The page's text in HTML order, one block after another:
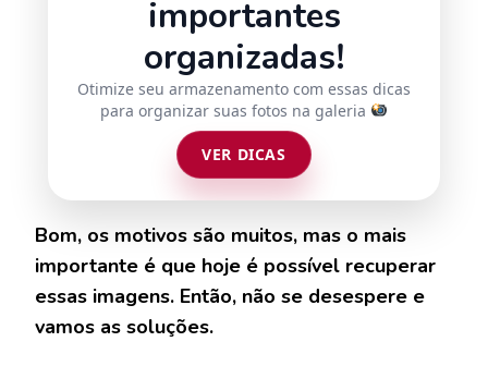
importantes
organizadas!
Otimize seu armazenamento com essas dicas
para organizar suas fotos na galeria
VER DICAS
Bom, os motivos são muitos, mas o mais
importante é que hoje é possível recuperar
essas imagens. Então, não se desespere e
vamos as soluções.